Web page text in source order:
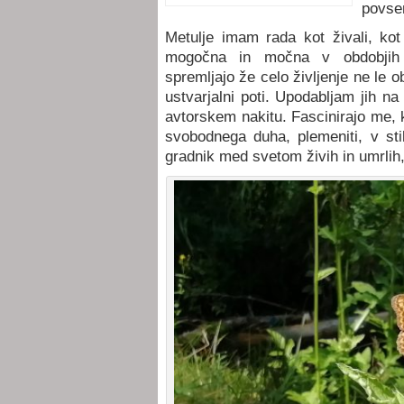
Metulje imam rada kot živali,
mogočna in močna v
spremljajo že celo življenje ne le
ustvarjalni poti. Upodabljam jih
avtorskem nakitu. Fascinirajo
svobodnega duha, plemeniti, v
gradnik med svetom živih in